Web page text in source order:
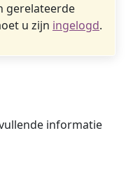
gerelateerde
u zijn ingelogd.
informatie